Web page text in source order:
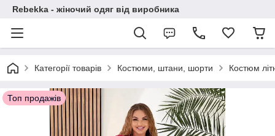
Rebekka - жіночий одяг від виробника
Категорії товарів Костюми, штани, шорти Костюм
Топ продажів